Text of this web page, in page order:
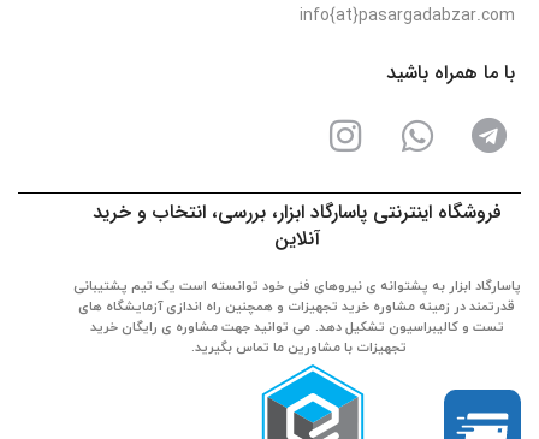
info{at}pasargadabzar.com
با ما همراه باشید
فروشگاه اینترنتی پاسارگاد ابزار، بررسی، انتخاب و خرید
آنلاین
پاسارگاد ابزار به پشتوانه ی نیروهای فنی خود توانسته است یک تیم پشتیبانی
قدرتمند در زمینه مشاوره خرید تجهیزات و همچنین راه اندازی آزمایشگاه های
تست و کالیبراسیون تشکیل دهد. می توانید جهت مشاوره ی رایگان خرید
تجهیزات با مشاورین ما تماس بگیرید.